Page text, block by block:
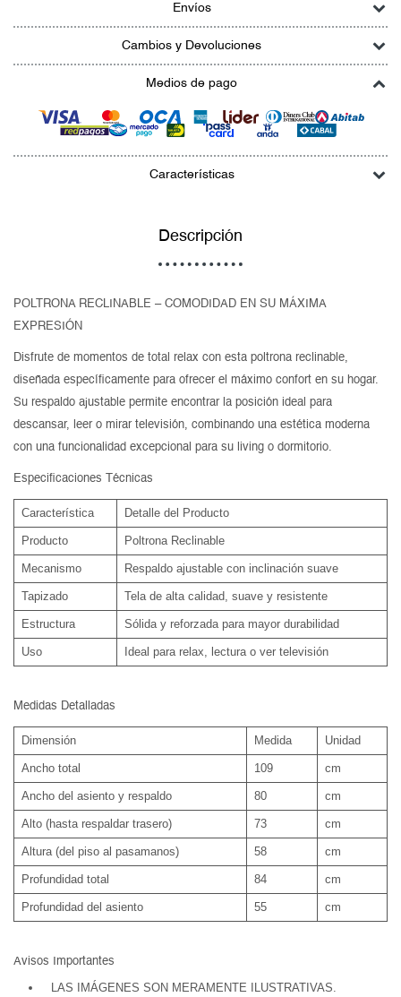
Envíos
Cambios y Devoluciones
Medios de pago
Características
Descripción
POLTRONA RECLINABLE – COMODIDAD EN SU MÁXIMA
EXPRESIÓN
Disfrute de momentos de total relax con esta poltrona reclinable,
diseñada específicamente para ofrecer el máximo confort en su hogar.
Su respaldo ajustable permite encontrar la posición ideal para
descansar, leer o mirar televisión, combinando una estética moderna
con una funcionalidad excepcional para su living o dormitorio.
Especificaciones Técnicas
Característica Detalle del Producto
Producto Poltrona Reclinable
Mecanismo Respaldo ajustable con inclinación suave
Tapizado Tela de alta calidad, suave y resistente
Estructura Sólida y reforzada para mayor durabilidad
Uso Ideal para relax, lectura o ver televisión
Medidas Detalladas
Dimensión Medida Unidad
Ancho total 109 cm
Ancho del asiento y respaldo 80 cm
Alto (hasta respaldar trasero) 73 cm
Altura (del piso al pasamanos) 58 cm
Profundidad total 84 cm
Profundidad del asiento 55 cm
Avisos Importantes
LAS IMÁGENES SON MERAMENTE ILUSTRATIVAS.